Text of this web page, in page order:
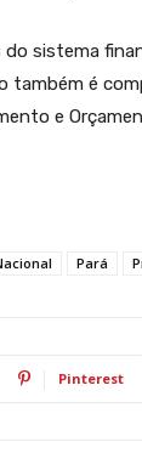
sistema
também é
e
Pará
Pinterest